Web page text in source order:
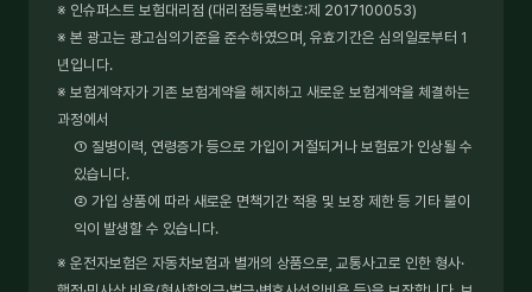
※ 인슈퍼스트 보험대리점 (대리점등록번호:제 2017100053)
※ 본 광고는 광고심의기준을 준수하였으며, 유효기간은 심의일로부터 1
년입니다.
※ 보험계약자가 기존 보험계약을 해지하고 새로운 보험계약을 체결하는
과정에서
① 질병이력, 연령증가 등으로 가입이 거절되거나 보험료가 인상될 수
있습니다.
② 가입 상품에 따라 새로운 면책기간 적용 및 보장 제한 등 기타 불이
익이 발생할 수 있습니다.
※ 운전자보험은 자동차보험과 별개의 상품으로, 교통사고로 인한 형사·